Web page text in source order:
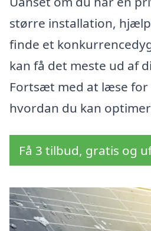
større installation,
finde et
kan få det meste ud af
Fortsæt med at læse
hvordan du kan
Få 3 tilbud, gratis og